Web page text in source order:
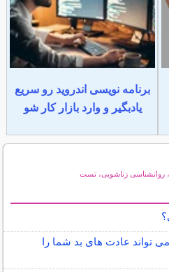
برنامه نویسی اندروید رو سریع
یادبگیر و وارد بازار کار شو
روانشناسی زناشویی، تست
تواند عادت های بد شما را